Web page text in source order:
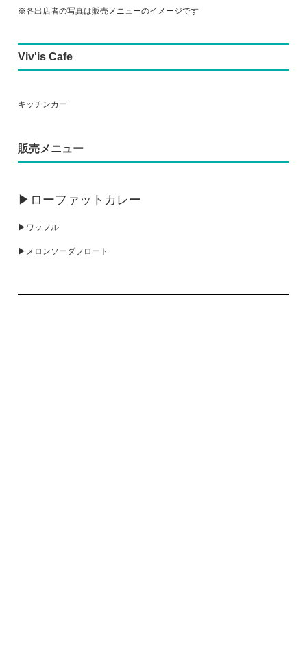
※各出店者の写真は販売メニューのイメージです
Viv'is Cafe
キッチンカー
販売メニュー
▶ローファットカレー
▶ワッフル
▶メロンソーダフロート